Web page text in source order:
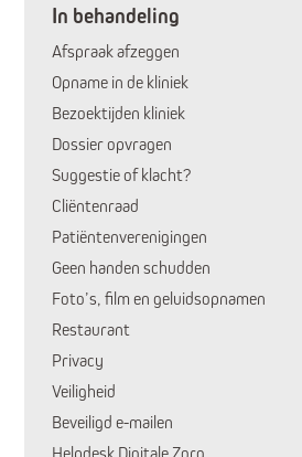
In behandeling
Afspraak afzeggen
Opname in de kliniek
Bezoektijden kliniek
Dossier opvragen
Suggestie of klacht?
Cliëntenraad
Patiëntenverenigingen
Huidige pagina:
Geen handen schudden
Foto’s, film en geluidsopnamen
Restaurant
Privacy
Veiligheid
Beveiligd e-mailen